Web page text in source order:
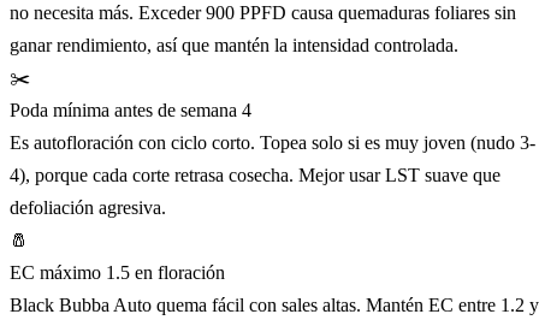
no necesita más. Exceder 900 PPFD causa quemaduras foliares sin
ganar rendimiento, así que mantén la intensidad controlada.
✂️
Poda mínima antes de semana 4
Es autofloración con ciclo corto. Topea solo si es muy joven (nudo 3-
4), porque cada corte retrasa cosecha. Mejor usar LST suave que
defoliación agresiva.
🧂
EC máximo 1.5 en floración
Black Bubba Auto quema fácil con sales altas. Mantén EC entre 1.2 y